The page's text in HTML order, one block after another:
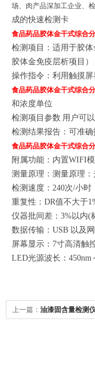
场、肉产品深加工企业、
成的快速检测卡
食品药品胶体金干式综合
检测项目：适用于胶
胶体金免疫层析项目）
操作指令：利用触摸
食品药品胶体金干式综合
和浓度单位
检测项目参数 用户可
检测结果报告：可准
食品药品胶体金干式综合
附属功能：内置WIFI
测量原理：测量原理
检测速度：240次/小时
重复性：DR值不大于
仪器批间差：3%以内(
数据传输：USB 以及
屏幕显示：7寸高清触
LED光源波长：450nm
上一篇： 油漆固含量检测